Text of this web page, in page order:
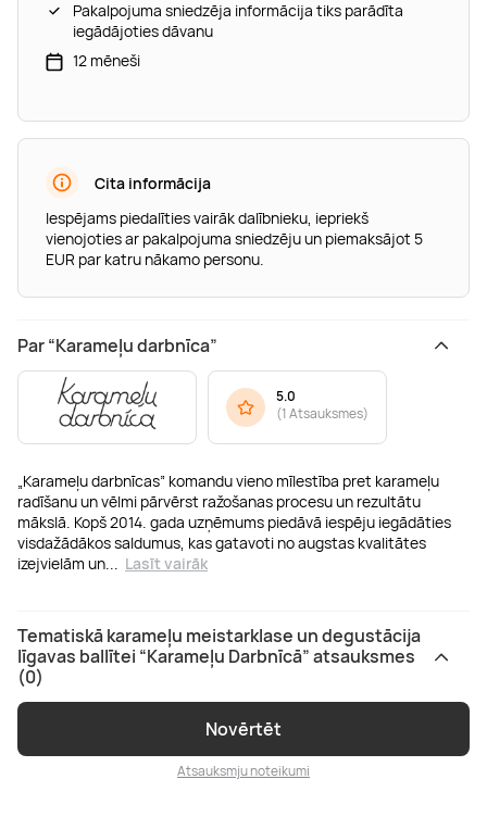
Pakalpojuma sniedzēja informācija tiks parādīta
iegādājoties dāvanu
12 mēneši
Cita informācija
Iespējams piedalīties vairāk dalībnieku, iepriekš
vienojoties ar pakalpojuma sniedzēju un piemaksājot 5
EUR par katru nākamo personu.
Par “Karameļu darbnīca”
„Karameļu darbnīcas” komandu vieno mīlestība pret karameļu
radīšanu un vēlmi pārvērst ražošanas procesu un rezultātu
mākslā. Kopš 2014. gada uzņēmums piedāvā iespēju iegādāties
visdažādākos saldumus, kas gatavoti no augstas kvalitātes
izejvielām un... Lasīt vairāk
5.0
(1 Atsauksmes)
Tematiskā karameļu meistarklase un degustācija
līgavas ballītei “Karameļu Darbnīcā” atsauksmes
(0)
Novērtēt
Atsauksmju noteikumi